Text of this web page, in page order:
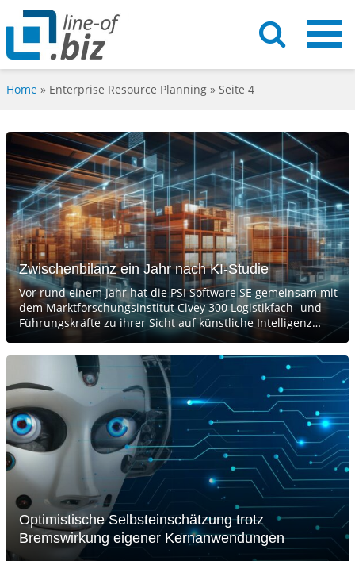
Home » Enterprise Resource Planning » Seite 4
Zwischenbilanz ein Jahr nach KI-Studie
Vor rund einem Jahr hat die PSI Software SE gemeinsam mit
dem Marktforschungsinstitut Civey 300 Logistikfach- und
Führungskräfte zu ihrer Sicht auf künstliche Intelligenz…
Optimistische Selbsteinschätzung trotz
Bremswirkung eigener Kernanwendungen